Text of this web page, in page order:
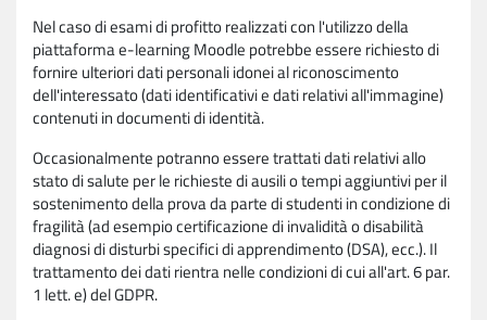
Nel caso di esami di profitto realizzati con l'utilizzo della
piattaforma e-learning Moodle potrebbe essere richiesto di
fornire ulteriori dati personali idonei al riconoscimento
dell'interessato (dati identificativi e dati relativi all'immagine)
contenuti in documenti di identità.
Occasionalmente potranno essere trattati dati relativi allo
stato di salute per le richieste di ausili o tempi aggiuntivi per il
sostenimento della prova da parte di studenti in condizione di
fragilità (ad esempio certificazione di invalidità o disabilità
diagnosi di disturbi specifici di apprendimento (DSA), ecc.). Il
trattamento dei dati rientra nelle condizioni di cui all'art. 6 par.
1 lett. e) del GDPR.